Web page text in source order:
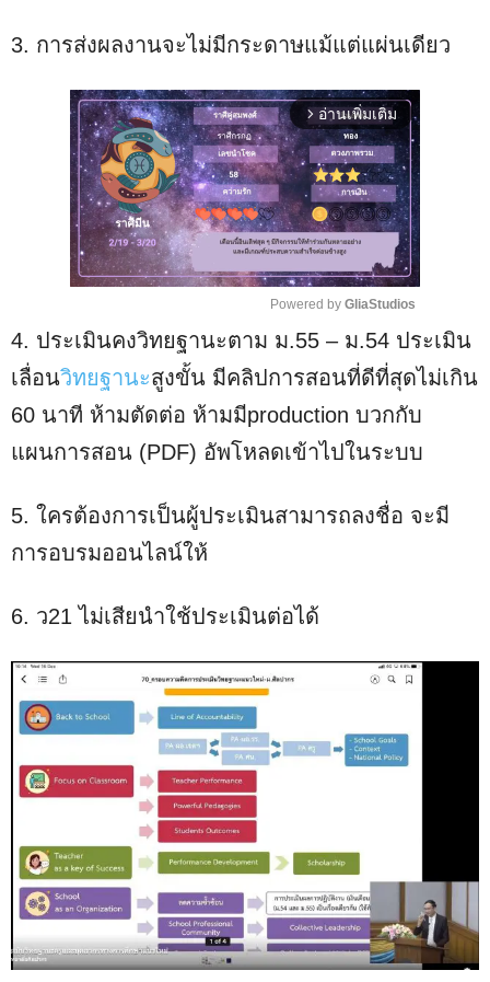
3. การส่งผลงานจะไม่มีกระดาษแม้แต่แผ่นเดียว
arrow_forward_ios อ่านเพิ่มเติม
M
u
t
e
Powered by GliaStudios
4. ประเมินคงวิทยฐานะตาม ม.55 – ม.54 ประเมิน
เลื่อนวิทยฐานะสูงขั้น มีคลิปการสอนที่ดีที่สุดไม่เกิน
60 นาที ห้ามตัดต่อ ห้ามมีproduction บวกกับ
แผนการสอน (PDF) อัพโหลดเข้าไปในระบบ
5. ใครต้องการเป็นผู้ประเมินสามารถลงชื่อ จะมี
การอบรมออนไลน์ให้
6. ว21 ไม่เสียนำใช้ประเมินต่อได้